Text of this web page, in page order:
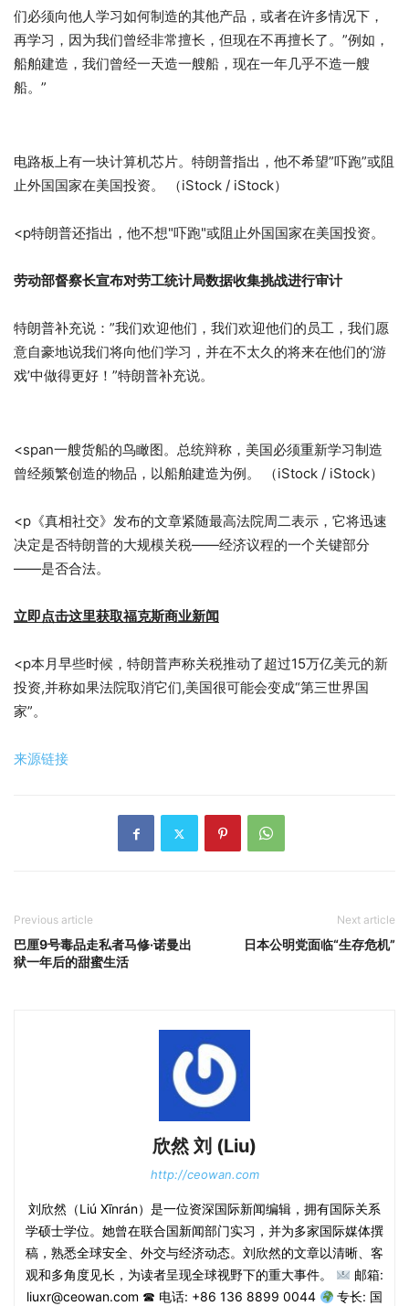
们必须向他人学习如何制造的其他产品，或者在许多情况下，
再学习，因为我们曾经非常擅长，但现在不再擅长了。”例如，
船舶建造，我们曾经一天造一艘船，现在一年几乎不造一艘
船。”
电路板上有一块计算机芯片。特朗普指出，他不希望”吓跑”或阻
止外国国家在美国投资。
（iStock / iStock）
<p特朗普还指出，他不想"吓跑"或阻止外国国家在美国投资。
劳动部督察长宣布对劳工统计局数据收集挑战进行审计
特朗普补充说：”我们欢迎他们，我们欢迎他们的员工，我们愿
意自豪地说我们将向他们学习，并在不太久的将来在他们的‘游
戏’中做得更好！”特朗普补充说。
<span一艘货船的鸟瞰图。总统辩称，美国必须重新学习制造
曾经频繁创造的物品，以船舶建造为例。
（iStock / iStock）
<p《真相社交》发布的文章紧随最高法院周二表示，它将迅速
决定是否特朗普的大规模关税——经济议程的一个关键部分
——是否合法。
立即点击这里获取福克斯商业新闻
<p本月早些时候，特朗普声称关税推动了超过15万亿美元的新
投资,并称如果法院取消它们,美国很可能会变成“第三世界国
家”。
来源链接
Previous article
巴厘9号毒品走私者马修·诺曼出
狱一年后的甜蜜生活
Next article
日本公明党面临“生存危机”
欣然 刘 (Liu)
http://ceowan.com
刘欣然（Liú Xīnrán）是一位资深国际新闻编辑，拥有国际关系
学硕士学位。她曾在联合国新闻部门实习，并为多家国际媒体撰
稿，熟悉全球安全、外交与经济动态。刘欣然的文章以清晰、客
观和多角度见长，为读者呈现全球视野下的重大事件。
邮箱:
liuxr@ceowan.com ☎ 电话: +86 136 8899 0044
专长: 国